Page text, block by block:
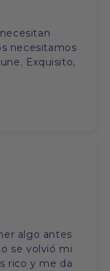
necesitamos
Exquisito,
algo antes
se volvió mi
rico y me da